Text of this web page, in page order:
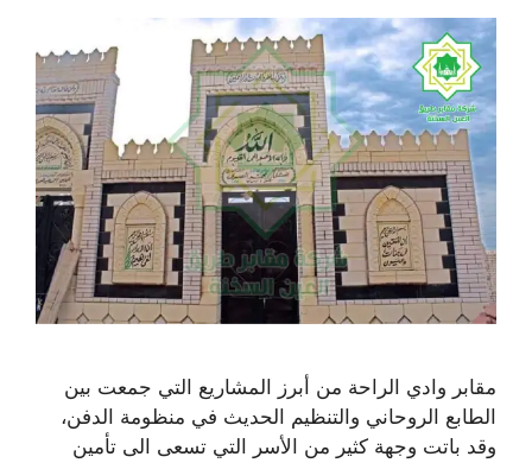
مقابر وادي الراحة من أبرز المشاريع التي جمعت بين
الطابع الروحاني والتنظيم الحديث في منظومة الدفن،
وقد باتت وجهة كثير من الأسر التي تسعى الى تأمين